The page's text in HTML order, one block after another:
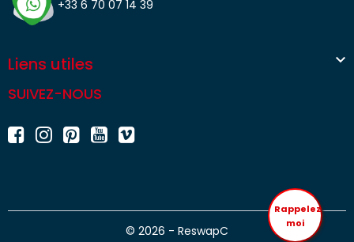
+33 6 70 07 14 39
Liens utiles 
SUIVEZ-NOUS
© 2026 - ReswapC
Rappelez
moi